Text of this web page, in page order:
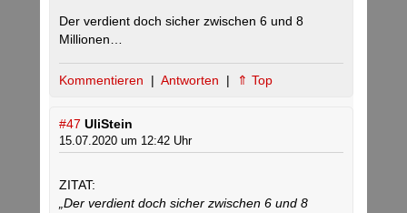
Der verdient doch sicher zwischen 6 und 8
Millionen…
Kommentieren | Antworten | ⇑ Top
#47 UliStein
15.07.2020 um 12:42 Uhr
ZITAT:
„Der verdient doch sicher zwischen 6 und 8